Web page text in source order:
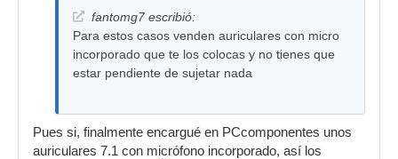
fantomg7 escribió:
Para estos casos venden auriculares con micro
incorporado que te los colocas y no tienes que
estar pendiente de sujetar nada
Pues si, finalmente encargué en PCcomponentes unos
auriculares 7.1 con micrófono incorporado, así los